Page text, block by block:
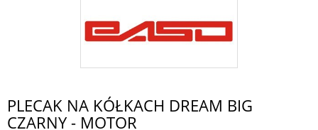
PLECAK NA KÓŁKACH DREAM BIG
CZARNY - MOTOR